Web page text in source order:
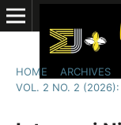
HOME ARCHIVES
VOL. 2 NO. 2